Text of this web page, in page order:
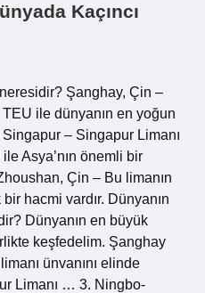
Kaçıncı
Şanghay, Çin –
ile dünyanın en yoğun
Singapur – Singapur Limanı
Asya’nın önemli bir
Çin – Bu limanın
hacmi vardır. Dünyanın
Dünyanın en büyük
keşfedelim. Şanghay
ünvanını elinde
Limanı … 3. Ningbo-